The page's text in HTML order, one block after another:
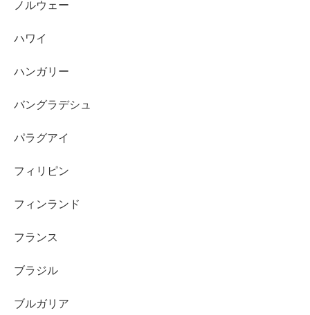
ノルウェー
ハワイ
ハンガリー
バングラデシュ
パラグアイ
フィリピン
フィンランド
フランス
ブラジル
ブルガリア